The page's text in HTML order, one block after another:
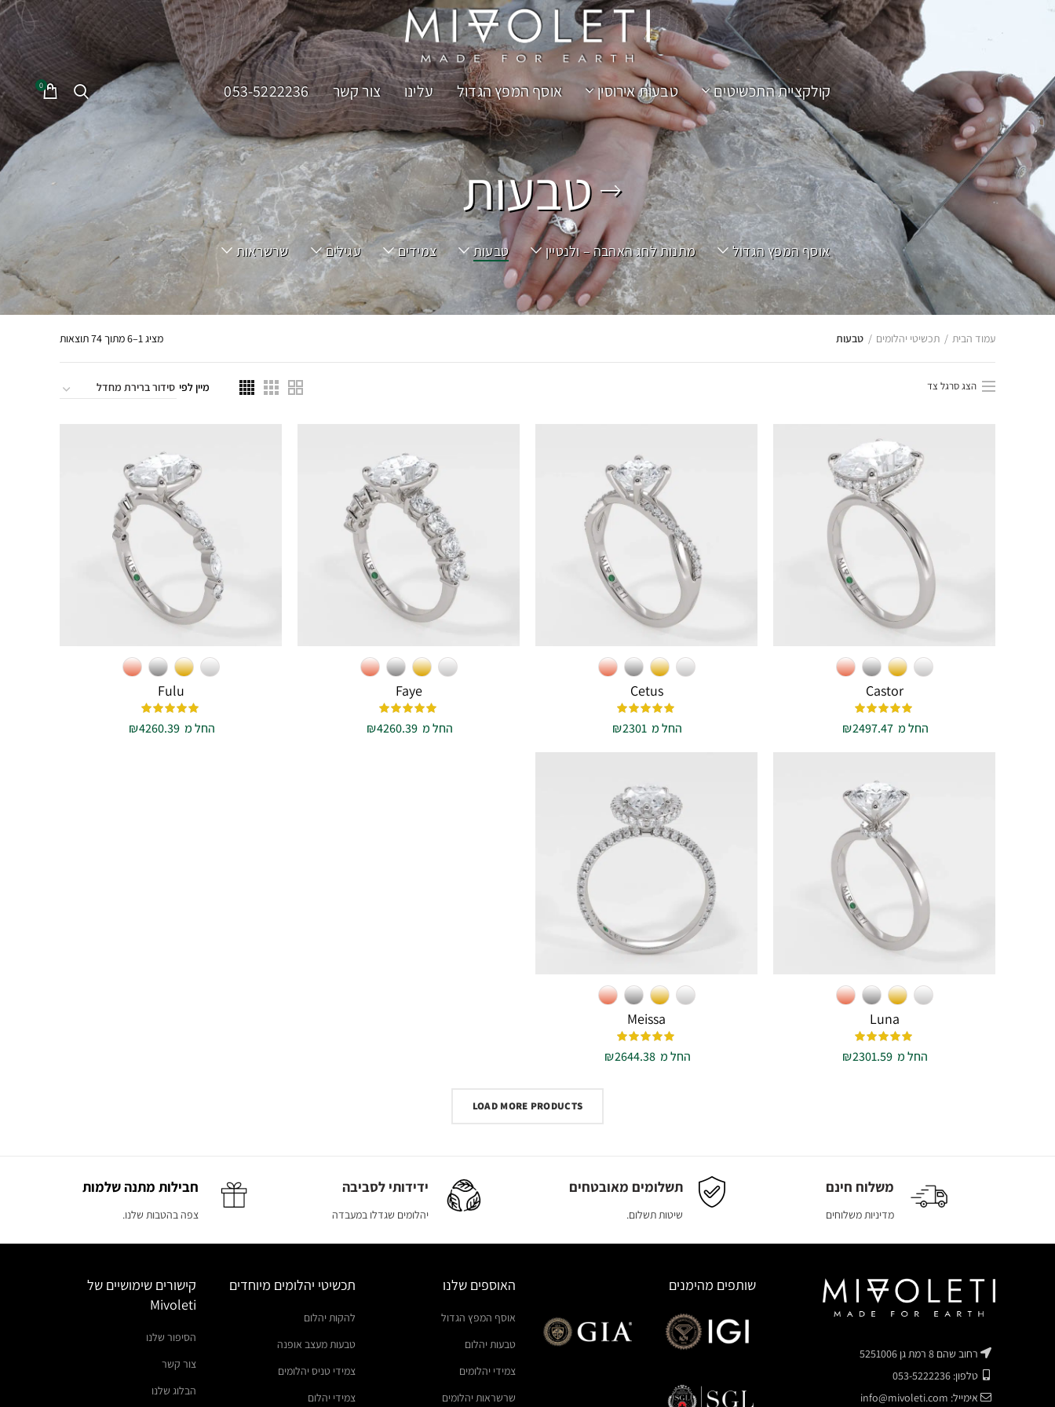
קולקציית התכשיטים טבעות אירוסין אוסף המפץ הגדול עלינו צור קשר 053-5222236
0
טבעות
אוסף המפץ הגדול מתנות לחג האהבה – ולנטיין טבעות צמידים עגילים שרשראות
עמוד הבית תכשיטי יהלומים טבעות מציג 1–6 מתוך 74 תוצאות
הצג סרגל צד מיין לפי
Castor
החל מ ₪2497.47
Cetus
החל מ ₪2301
Faye
החל מ ₪4260.39
Fulu
החל מ ₪4260.39
Luna
החל מ ₪2301.59
Meissa
החל מ ₪2644.38
LOAD MORE PRODUCTS
משלוח חינם
מדיניות משלוחים
תשלומים מאובטחים
שיטות תשלום.
ידידותי לסביבה
יהלומים שגדלו במעבדה
חבילות מתנה שלמות
צפה בהטבות שלנו.
רחוב שהם 8 רמת גן 5251006
טלפון: 053-5222236
אימייל: info@mivoleti.com
שותפים מהימנים האוספים שלנו
אוסף המפץ הגדול
טבעות יהלום
צמידי יהלומים
שרשראות יהלומים
תכשיטי יהלומים מיוחדים
להקות יהלום
טבעות מעצב אופנה
צמידי טניס יהלומים
צמידי יהלום
קישורים שימושיים של
Mivoleti
הסיפור שלנו
צור קשר
הבלוג שלנו